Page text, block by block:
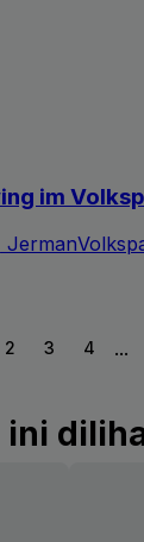
im
Jerman
2 3 4 ...
ini